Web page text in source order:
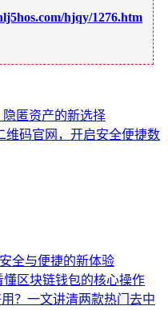
hjqy/1276.htm
隐匿资产的新选择
维码官网，开启安全便捷数
全与便捷的新体验
区块链钱包的核心操作
？一文讲清两款热门去中